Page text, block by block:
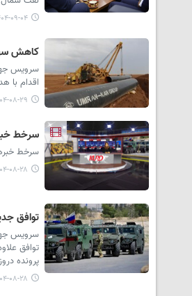
۱۴۰۴-۰۹-۰۴
کاهش
سرویس
اقدام با
۱۴۰۴-۰۸-۲۹
سرخط خبرهای۲۸ آبان
سرخط خبرهای۲۸آبان منتشر شده در خبرگزاری کردپرس در استودیو خبر
۱۴۰۴-۰۸-۲۸
توافق
سرویس
توافق
پرونده
۱۴۰۴-۰۸-۲۸